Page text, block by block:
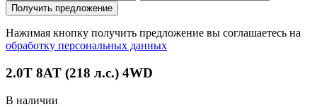
Получить предложение
Нажимая кнопку получить предложение вы соглашаетесь на
обработку персональных данных
2.0T 8AT (218 л.с.) 4WD
В наличии